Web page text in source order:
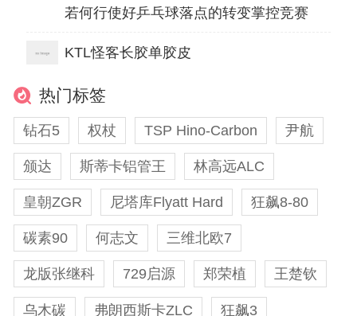
若何行使好乒乓球落点的转变掌控竞赛
KTL怪客长胶单胶皮
热门标签
钻石5 权杖 TSP Hino-Carbon 尹航
颁达 斯蒂卡铝管王 林高远ALC
皇朝ZGR 尼塔库Flyatt Hard 狂飙8-80
碳素90 何志文 三维北欧7
龙版张继科 729启源 郑荣植 王楚钦
乌木碳 弗朗西斯卡ZLC 狂飙3